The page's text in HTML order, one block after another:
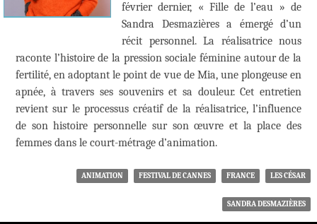
février dernier, « Fille de l’eau » de
Sandra Desmazières a émergé d’un
récit personnel. La réalisatrice nous
raconte l’histoire de la pression sociale féminine autour de la
fertilité, en adoptant le point de vue de Mia, une plongeuse en
apnée, à travers ses souvenirs et sa douleur. Cet entretien
revient sur le processus créatif de la réalisatrice, l’influence
de son histoire personnelle sur son œuvre et la place des
femmes dans le court-métrage d’animation.
ANIMATION FESTIVAL DE CANNES FRANCE LES CÉSAR
SANDRA DESMAZIÈRES